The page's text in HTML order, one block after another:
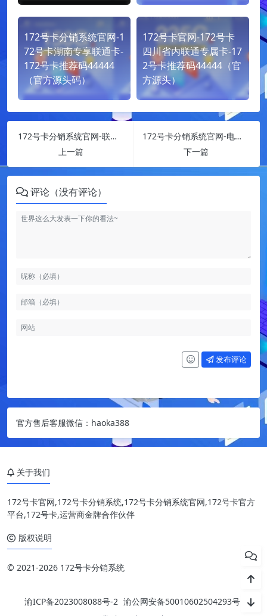
172号卡分销系统官网-1
72号卡湖南专享联通卡-
172号卡推荐码44444
（官方源头码）
172号卡官网-172号卡
四川省内联通专属卡-17
2号卡推荐码44444（官
方源头）
172号卡分销系统官网-联通-海湖卡
上一篇
172号卡分销系统官网-电信-沧川卡
下一篇
评论（没有评论）
发布评论
官方售后客服微信：haoka388
关于我们
172号卡官网,172号卡分销系统,172号卡分销系统官网,172号卡官方
平台,172号卡,运营商金牌合作伙伴
版权说明
© 2021-2026 172号卡分销系统
渝ICP备2023008088号-2 渝公网安备50010602504293号